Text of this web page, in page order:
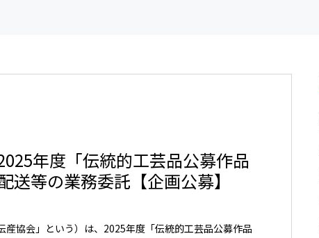
年度「伝統的工芸品公募作品
等の業務委託【企画公募】
協会」という）は、2025年度「伝統的工芸品公募作品